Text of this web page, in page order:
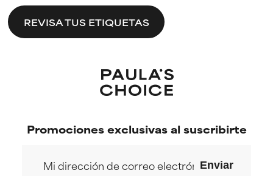
REVISA TUS ETIQUETAS
Promociones exclusivas al suscribirte
Enviar